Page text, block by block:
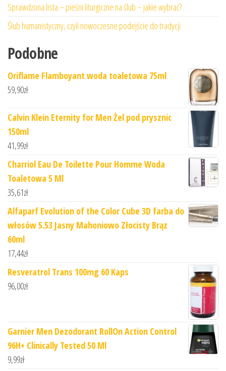
Sprawdzona lista – pieśni liturgiczne na ślub – jakie wybrać?
Ślub humanistyczny, czyli nowoczesne podejście do tradycji
Podobne
Oriflame Flamboyant woda toaletowa 75ml
59,90zł
Calvin Klein Eternity for Men Żel pod prysznic
150ml
41,99zł
Charriol Eau De Toilette Pour Homme Woda
Toaletowa 5 Ml
35,61zł
Alfaparf Evolution of the Color Cube 3D farba do
włosów 5.53 Jasny Mahoniowo Złocisty Brąz
60ml
17,44zł
Resveratrol Trans 100mg 60 Kaps
96,00zł
Garnier Men Dezodorant RollOn Action Control
96H+ Clinically Tested 50 Ml
9,99zł